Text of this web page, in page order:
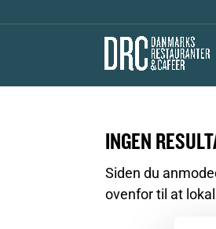
INGEN
Siden du
ovenfor til at